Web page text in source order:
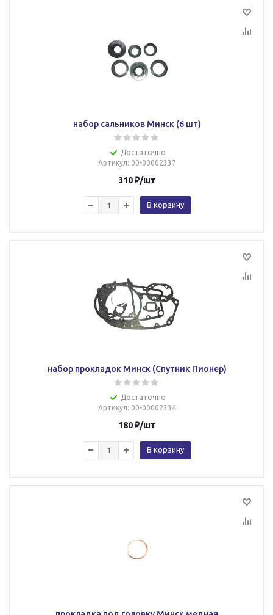
набор сальников Минск (6 шт)
Достаточно
Артикул: 00-00002337
310₽/шт
В корзину
набор прокладок Минск (Спутник Пионер)
Достаточно
Артикул: 00-00002334
180₽/шт
В корзину